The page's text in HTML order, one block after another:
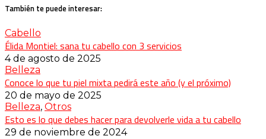
También te puede interesar:
Cabello
Élida Montiel: sana tu cabello con 3 servicios
4 de agosto de 2025
Belleza
Conoce lo que tu piel mixta pedirá este año (y el próximo)
20 de mayo de 2025
Belleza, Otros
Esto es lo que debes hacer para devolverle vida a tu cabello
29 de noviembre de 2024